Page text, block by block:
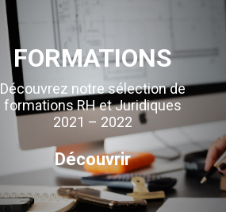
FORMATIONS
Découvrez notre sélection de
formations RH et Juridiques
2021 – 2022
Découvrir